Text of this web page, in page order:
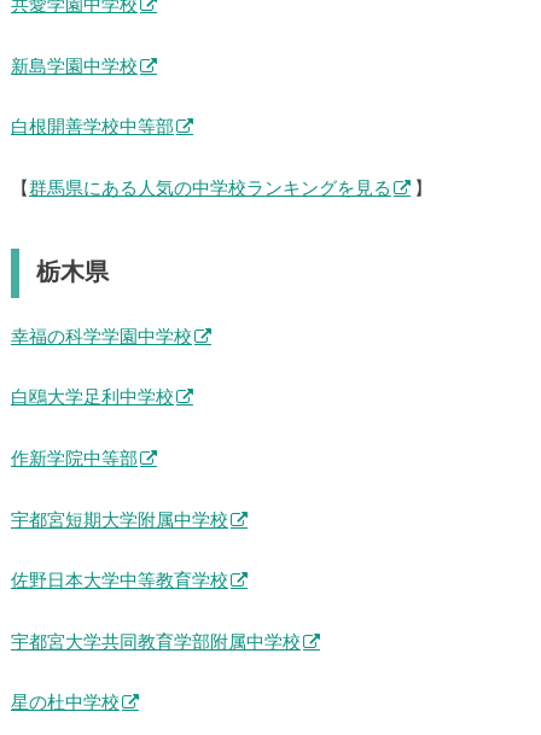
共愛学園中学校
新島学園中学校
白根開善学校中等部
【 群馬県にある人気の中学校ランキングを見る 】
栃木県
幸福の科学学園中学校
白鴎大学足利中学校
作新学院中等部
宇都宮短期大学附属中学校
佐野日本大学中等教育学校
宇都宮大学共同教育学部附属中学校
星の杜中学校